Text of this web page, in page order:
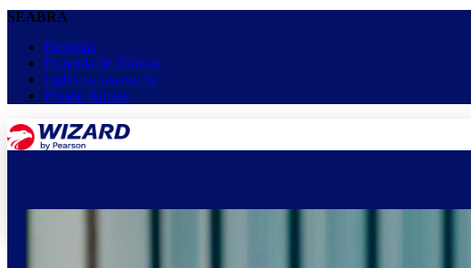
SEABRA
Parcerias
Franquia de Idiomas
Inglês na sua escola
Projeto Águias